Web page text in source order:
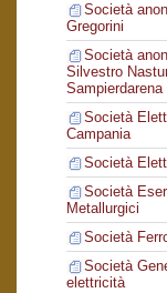
Società
Gregorini
Società
Silvestro
Sampierdarena
Società
Campania
Società
Società
Metallurgici
Società
Società
elettricità